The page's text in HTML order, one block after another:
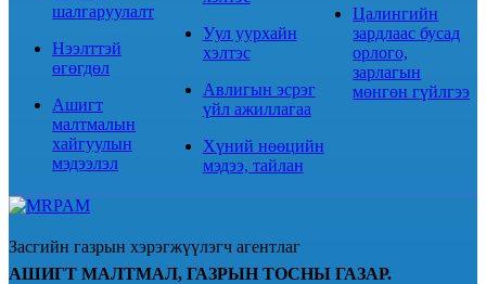
шалгаруулалт
Нээлттэй
өгөгдөл
Ашигт
малтмалын
хайгуулын
мэдээлэл
Уул уурхайн
хэлтэс
Авлигын эсрэг
үйл ажиллагаа
Хүний нөөцийн
мэдээ, тайлан
Цалингийн
зардлаас бусад
орлого,
зарлагын
мөнгөн гүйлгээ
Засгийн газрын хэрэгжүүлэгч агентлаг
АШИГТ МАЛТМАЛ, ГАЗРЫН ТОСНЫ ГАЗАР.